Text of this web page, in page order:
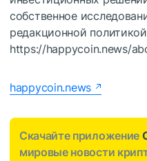
собственное
редакционной политикой
https://happycoin.news/
happycoin.news
Скачайте приложение
мировые новости